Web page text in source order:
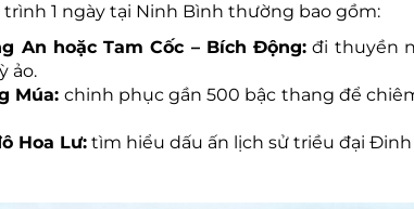
1 ngày tại Ninh Bình thường bao gồm:
An hoặc Tam Cốc – Bích Động: đi thuyền
ảo.
Múa: chinh phục gần 500 bậc thang để
Hoa Lư: tìm hiểu dấu ấn lịch sử triều đại Đinh